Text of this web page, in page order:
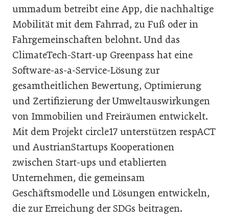
ummadum betreibt eine App, die nachhaltige
Mobilität mit dem Fahrrad, zu Fuß oder in
Fahrgemeinschaften belohnt. Und das
ClimateTech-Start-up Greenpass hat eine
Software-as-a-Service-Lösung zur
gesamtheitlichen Bewertung, Optimierung
und Zertifizierung der Umweltauswirkungen
von Immobilien und Freiräumen entwickelt.
Mit dem Projekt circle17 unterstützen respACT
und AustrianStartups Kooperationen
zwischen Start-ups und etablierten
Unternehmen, die gemeinsam
Geschäftsmodelle und Lösungen entwickeln,
die zur Erreichung der SDGs beitragen.